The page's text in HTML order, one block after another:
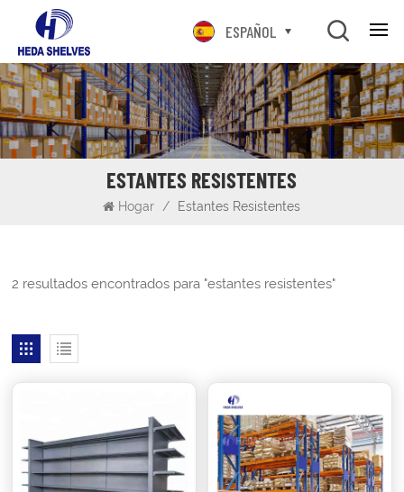
ESPAÑOL
ESTANTES RESISTENTES
Hogar / Estantes Resistentes
2 resultados encontrados para "estantes resistentes"